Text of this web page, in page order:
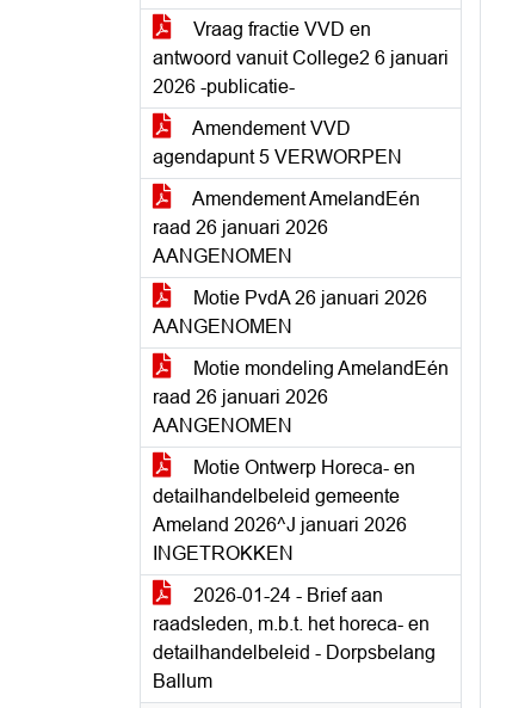
Vraag fractie VVD en
antwoord vanuit College2 6 januari
2026 -publicatie-
Amendement VVD
agendapunt 5 VERWORPEN
Amendement AmelandEén
raad 26 januari 2026
AANGENOMEN
Motie PvdA 26 januari 2026
AANGENOMEN
Motie mondeling AmelandEén
raad 26 januari 2026
AANGENOMEN
Motie Ontwerp Horeca- en
detailhandelbeleid gemeente
Ameland 2026^J januari 2026
INGETROKKEN
2026-01-24 - Brief aan
raadsleden, m.b.t. het horeca- en
detailhandelbeleid - Dorpsbelang
Ballum